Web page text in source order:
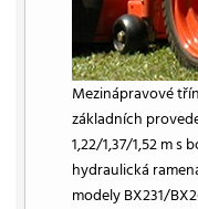
Mezinápravové
základních
1,22/1,37/1,52 m s
hydraulická
modely BX231/